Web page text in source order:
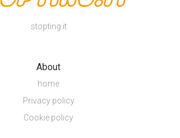
stopting.it
About
home
Privacy policy
Cookie policy